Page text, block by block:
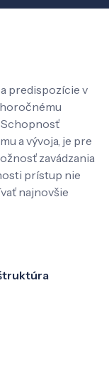
predispozície v
Schopnosť
a vývoja, je pre
zavádzania
prístup nie
najnovšie